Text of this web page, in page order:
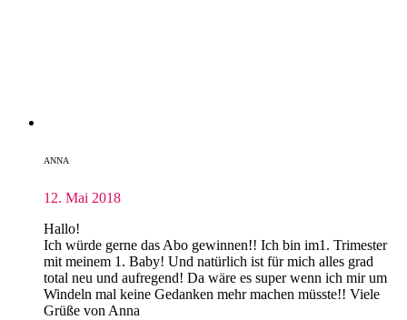
ANNA
12. Mai 2018
Hallo!
Ich würde gerne das Abo gewinnen!! Ich bin im1. Trimester
mit meinem 1. Baby! Und natürlich ist für mich alles grad
total neu und aufregend! Da wäre es super wenn ich mir um
Windeln mal keine Gedanken mehr machen müsste!! Viele
Grüße von Anna